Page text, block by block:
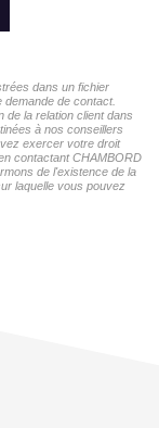
dans un fichier
de contact.
de la relation client dans
à nos conseillers
exercer votre droit
contactant CHAMBORD
de l'existence de la
laquelle vous pouvez